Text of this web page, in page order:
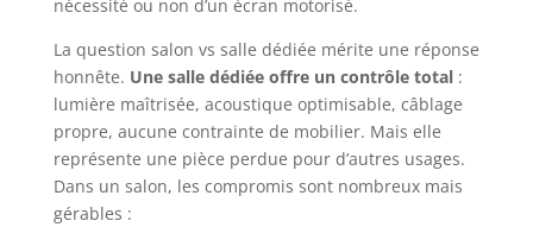
nécessité ou non d’un écran motorisé.
La question salon vs salle dédiée mérite une réponse
honnête. Une salle dédiée offre un contrôle total:
lumière maîtrisée, acoustique optimisable, câblage
propre, aucune contrainte de mobilier. Mais elle
représente une pièce perdue pour d’autres usages.
Dans un salon, les compromis sont nombreux mais
gérables :